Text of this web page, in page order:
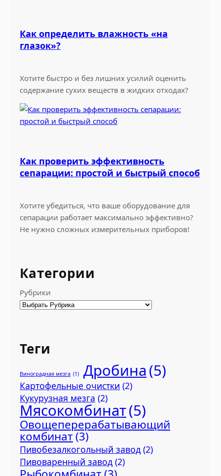
Как определить влажность «на
глазок»?
Хотите быстро и без лишних усилий оценить
содержание сухих веществ в жидких отходах?
Как проверить эффективность
сепарации: простой и быстрый способ
Хотите убедиться, что ваше оборудование для
сепарации работает максимально эффективно?
Не нужно сложных измерительных приборов!
Категории
Рубрики
Теги
Виноградная мезга (1) Дробина (5)
Картофельные очистки (2)
Кукурузная мезга (2)
Мясокомбинат(5)
Овощеперерабатывающий
комбинат(3)
Пивобезалкогольный завод (2)
Пивоваренный завод (2)